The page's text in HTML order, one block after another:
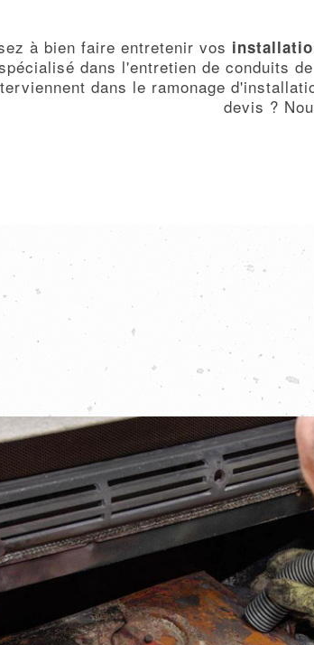
à bien faire entretenir vos
dans l'entretien de conduits
dans le ramonage
devis ?